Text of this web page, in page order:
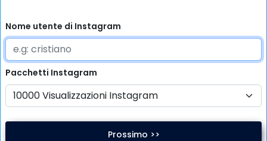
Nome utente di Instagram
Pacchetti Instagram
Prossimo >>